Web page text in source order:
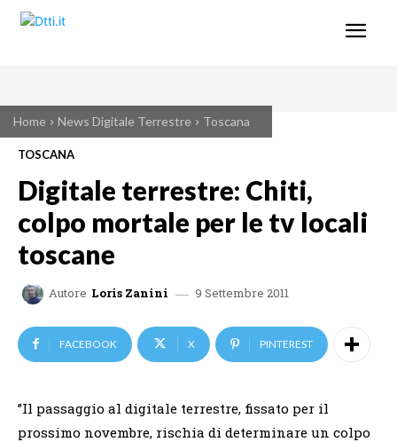
Home News Digitale Terrestre Toscana
TOSCANA
Digitale terrestre: Chiti,
colpo mortale per le tv locali
toscane
Autore Loris Zanini 9 Settembre 2011
FACEBOOK X PINTEREST
”Il passaggio al digitale terrestre, fissato per il
prossimo novembre, rischia di determinare un colpo